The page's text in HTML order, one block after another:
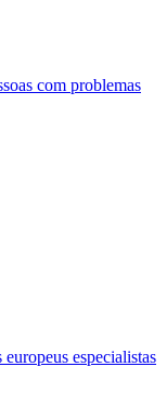
com problemas
especialistas